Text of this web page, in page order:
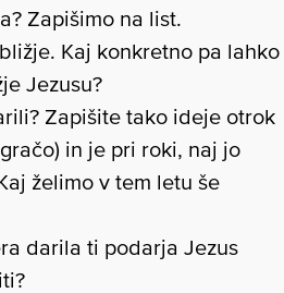
Zapišimo na list.
Kaj konkretno pa lahko
Jezusu?
Zapišite tako ideje otrok
in je pri roki, naj jo
želimo v tem letu še
darila ti podarja Jezus